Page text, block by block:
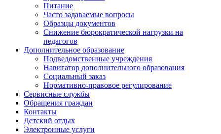
Питание
Часто задаваемые вопросы
Образцы документов
Снижение бюрократической нагрузки на
педагогов
Дополнительное образование
Подведомственные учреждения
Навигатор дополнительного образования
Социальный заказ
Нормативно-правовое регулирование
Сервисные службы
Обращения граждан
Контакты
Детский отдых
Электронные услуги